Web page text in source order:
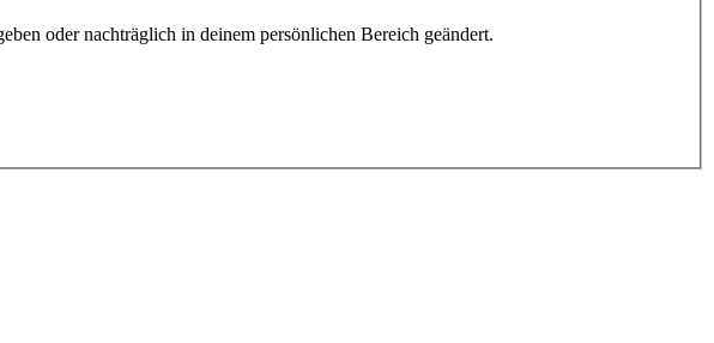
oder nachträglich in deinem persönlichen Bereich geändert.